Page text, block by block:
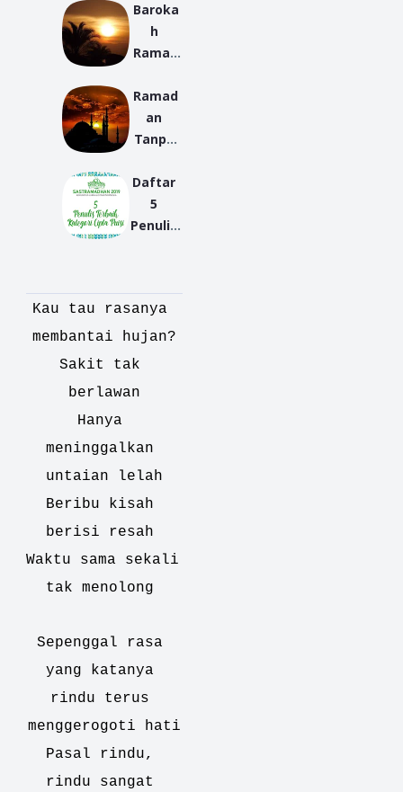
Baroka
h
Ramad
Ramad
an
Tanpa
Tua
Daftar
5
Penulis
i Cipta
Puisi |
Sastra
madha
Kau tau rasanya
membantai hujan?
Sakit tak
berlawan
Hanya
meninggalkan
untaian lelah
Beribu kisah
berisi resah
Waktu sama sekali
tak menolong
Sepenggal rasa
yang katanya
rindu terus
menggerogoti hati
Pasal rindu,
rindu sangat